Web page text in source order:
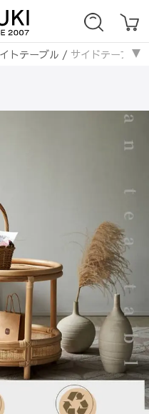
トテーブル / サイドテーブル